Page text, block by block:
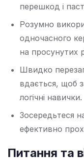
перешкод і
Розумно
одночасного
на просунутих
Швидко
вдається, щоб
логічні навички.
Зосередьтеся
ефективно
Питання та